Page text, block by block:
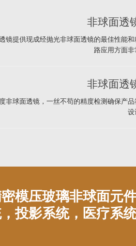
非球面透
镜提供现成经抛光非球面透镜的最佳性能
路应用方面非
非球面透
非球面透镜，一丝不苟的精度检测确保产
设
模压玻璃非球面元
投影系统，医疗系